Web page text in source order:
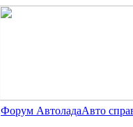
Форум АвтоладаАвто